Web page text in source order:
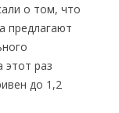
о том, что
предлагают
этот раз
до 1,2